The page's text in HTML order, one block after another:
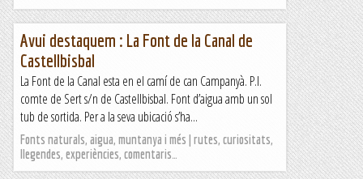
Avui destaquem : La Font de la Canal de
Castellbisbal
La Font de la Canal esta en el camí de can Campanyà. P.I.
comte de Sert s/n de Castellbisbal. Font d’aigua amb un sol
tub de sortida. Per a la seva ubicació s’ha...
Fonts naturals, aigua, muntanya i més | rutes, curiositats,
llegendes, experiències, comentaris…